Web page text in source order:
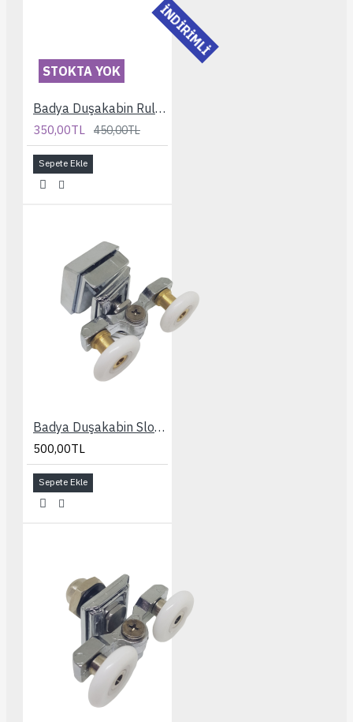
İNDİRİMLİ
STOKTA YOK
Badya Duşakabin Rulmanı
350,00TL 450,00TL
Sepete Ekle
Badya Duşakabin Slot Ayarlı Kapaklı 24 mm. Rulman
500,00TL
Sepete Ekle